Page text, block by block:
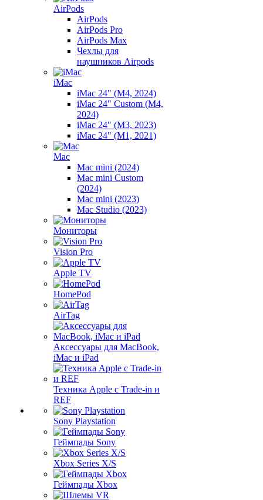
AirPods
AirPods
AirPods Pro
AirPods Max
Чехлы для
наушников Airpods
iMac
iMac 24" (M4, 2024)
iMac 24" Custom (M4,
2024)
iMac 24" (M3, 2023)
iMac 24" (M1, 2021)
Mac
Mac mini (2024)
Mac mini Custom
(2024)
Mac mini (2023)
Mac Studio (2023)
Мониторы
Vision Pro
Apple TV
HomePod
AirTag
Аксессуары для MacBook,
iMac и iPad
Техника Apple с Trade-in и
REF
Sony Playstation
Геймпады Sony
Xbox Series X/S
Геймпады Xbox